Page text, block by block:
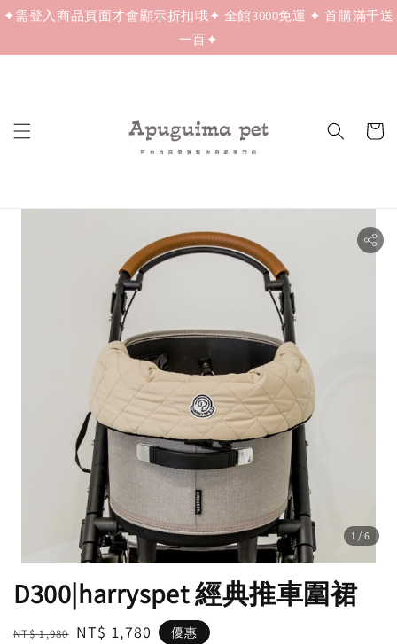
✦需登入商品頁面才會顯示折扣哦✦ 全館3000免運 ✦ 首購滿千送
一百✦
1 /6
D300|harryspet 經典推車圍裙
Regular
NT$ 1,980 Sale
NT$ 1,780 優惠